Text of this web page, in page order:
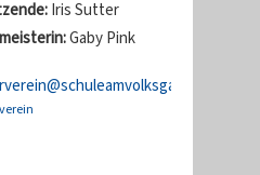
Iris Sutter
Gaby Pink